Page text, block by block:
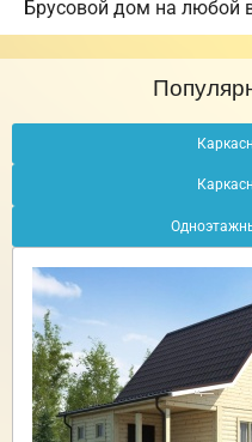
Брусовой дом на любой